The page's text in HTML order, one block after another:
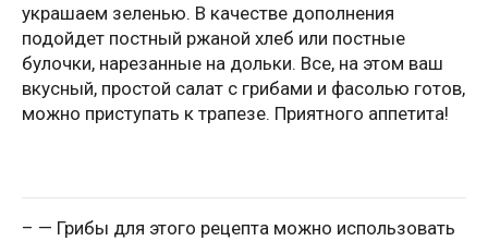
украшаем зеленью. В качестве дополнения
подойдет постный ржаной хлеб или постные
булочки, нарезанные на дольки. Все, на этом ваш
вкусный, простой салат с грибами и фасолью готов,
можно приступать к трапезе. Приятного аппетита!
– — Грибы для этого рецепта можно использовать